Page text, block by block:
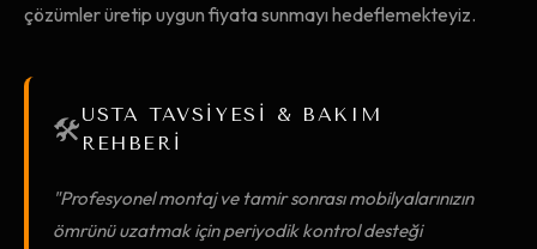
çözümler üretip uygun fiyata sunmayı hedeflemekteyiz.
🛠️USTA TAVSİYESİ & BAKIM
REHBERİ
"Profesyonel montaj ve tamir sonrası mobilyalarınızın
ömrünü uzatmak için periyodik kontrol desteği